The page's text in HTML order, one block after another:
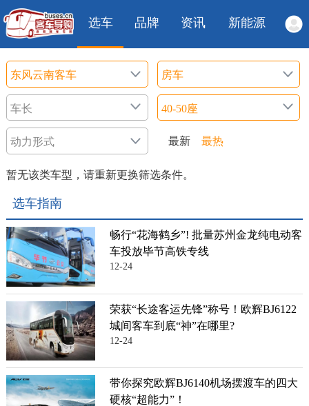
选车 品牌 资讯 新能源
最新 最热
暂无该类车型，请重新更换筛选条件。
选车指南
畅行“花海鹤乡”! 批量苏州金龙纯电动客
车投放毕节高铁专线
12-24
荣获“长途客运先锋”称号！欧辉BJ6122
城间客车到底“神”在哪里?
12-24
带你探究欧辉BJ6140机场摆渡车的四大
硬核“超能力”！